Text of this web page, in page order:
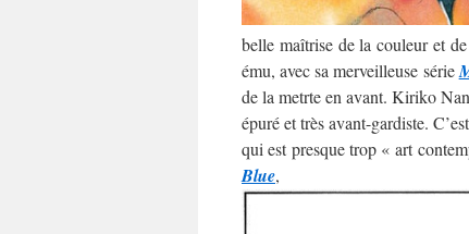
belle maîtrise de la couleur et
ému, avec sa merveilleuse série
de la metrte en avant. Kiriko
épuré et très avant-gardiste.
qui est presque trop « art
Blue,